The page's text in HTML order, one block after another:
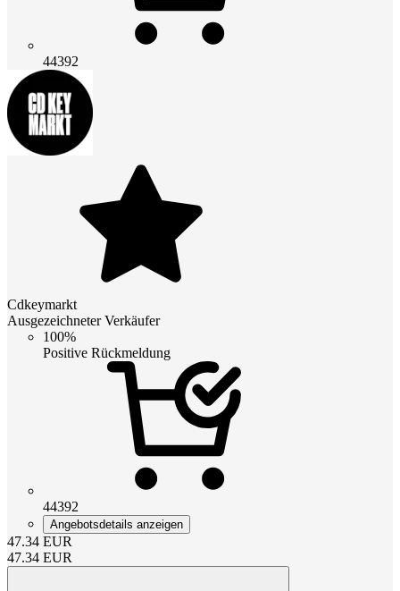
44392
Cdkeymarkt
Ausgezeichneter Verkäufer
100%
Positive Rückmeldung
44392
Angebotsdetails anzeigen
47.34 EUR
47.34 EUR